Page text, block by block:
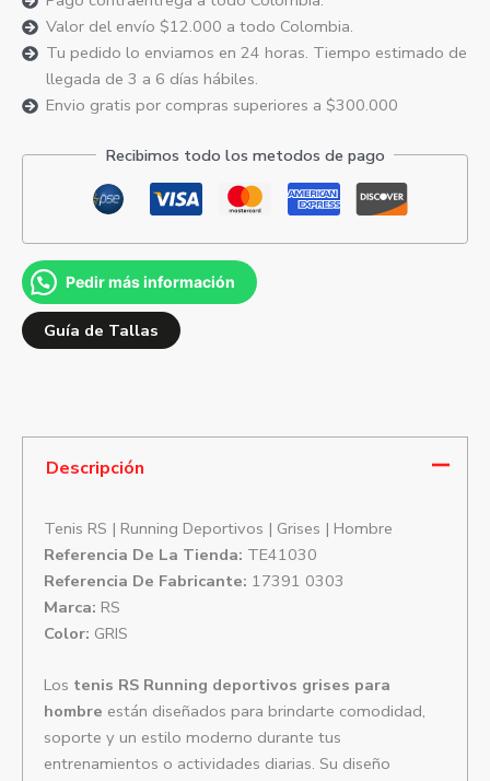
Valor del envío $12.000 a todo Colombia.
Tu pedido lo enviamos en 24 horas. Tiempo estimado de
llegada de 3 a 6 días hábiles.
Envio gratis por compras superiores a $300.000
Recibimos todo los metodos de pago
Pedir más información
Guía de Tallas
Descripción
Tenis RS | Running Deportivos | Grises | Hombre
Referencia De La Tienda: TE41030
Referencia De Fabricante: 17391 0303
Marca: RS
Color: GRIS
Los tenis RS Running deportivos grises para
hombre están diseñados para brindarte comodidad,
soporte y un estilo moderno durante tus
entrenamientos o actividades diarias. Su diseño